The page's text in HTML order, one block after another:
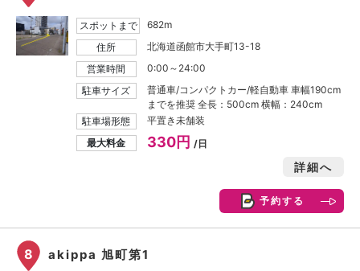
スポットまで
682m
住所
北海道函館市大手町13-18
営業時間
0:00～24:00
駐車サイズ
普通車/コンパクトカー/軽自動車 車幅190cm
までを推奨 全長：500cm 横幅：240cm
駐車場形態
平置き未舗装
最大料金
330円 /日
詳細へ
予約する
8 akippa 旭町第1